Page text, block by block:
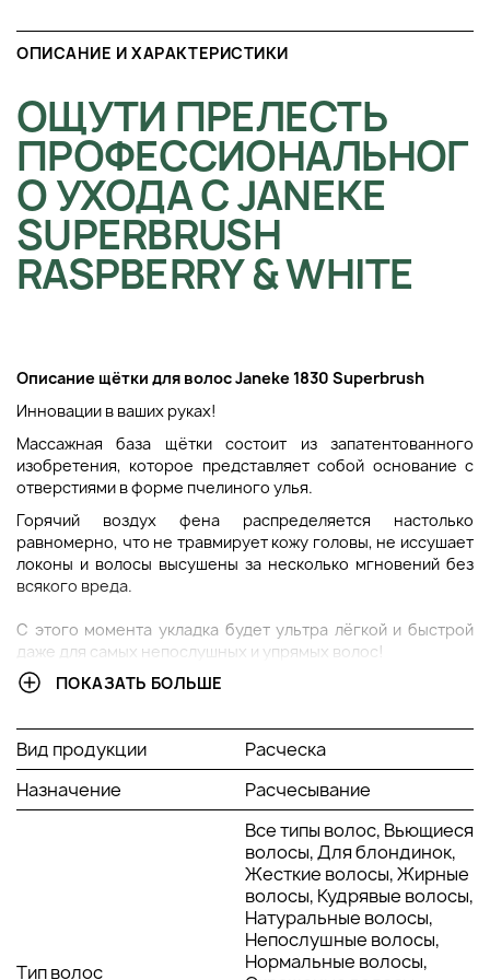
ОПИСАНИЕ И ХАРАКТЕРИСТИКИ
ОЩУТИ ПРЕЛЕСТЬ
ПРОФЕССИОНАЛЬНОГ
О УХОДА С JANEKE
SUPERBRUSH
RASPBERRY & WHITE
Описание щётки для волос Janeke 1830 Superbrush
Инновации в ваших руках!
Массажная база щётки состоит из запатентованного
изобретения, которое представляет собой основание с
отверстиями в форме пчелиного улья.
Горячий воздух фена распределяется настолько
равномерно, что не травмирует кожу головы, не иссушает
локоны и волосы высушены за несколько мгновений без
всякого вреда.
С этого момента укладка будет ультра лёгкой и быстрой
даже для самых непослушных и упрямых волос!
В чем преимущество щётки для волос Janeke 1830
Размеры 21 x 9 x 3 см;
Специальная структура распределения тёплого
воздуха;
Нейтрализует эффект плойки на длинные волосы;
Волосы высушены за несколько мгновений;
Запатентованные особые отверстия в форме улья.
За 180 лет существования компанияJanekeстала лидером
в области производства аксессуаров с большим спектром
действия
ПОКАЗАТЬ БОЛЬШЕ
Вид продукции
Расческа
Назначение
Расчесывание
Тип волос
Все типы волос, Вьющиеся
волосы, Для блондинок,
Жесткие волосы, Жирные
волосы, Кудрявые волосы,
Натуральные волосы,
Непослушные волосы,
Нормальные волосы,